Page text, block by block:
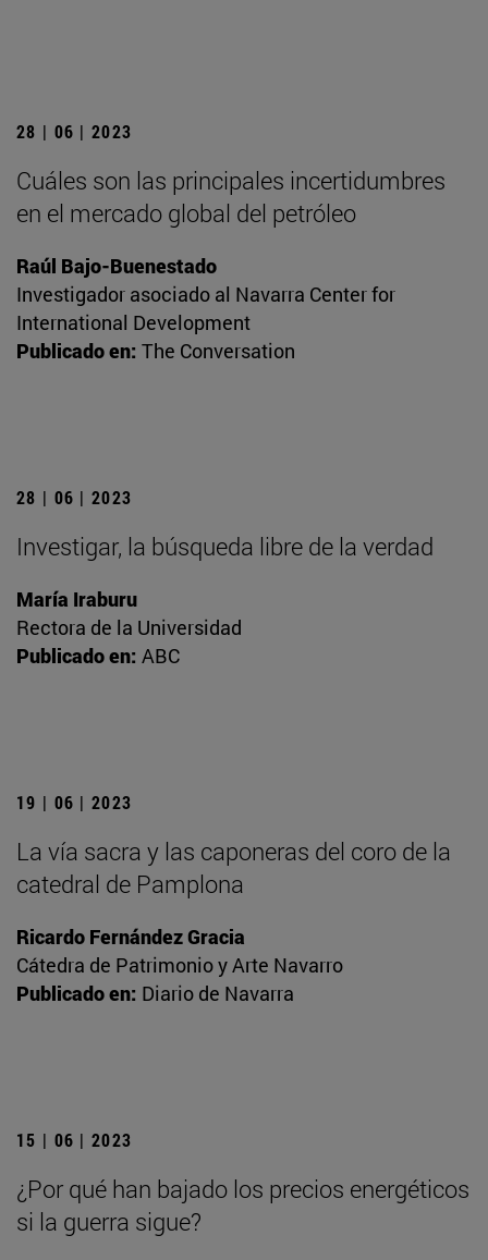
28 | 06 | 2023
Cuáles son las principales incertidumbres
en el mercado global del petróleo
Raúl Bajo-Buenestado
Investigador asociado al Navarra Center for
International Development
Publicado en: The Conversation
28 | 06 | 2023
Investigar, la búsqueda libre de la verdad
María Iraburu
Rectora de la Universidad
Publicado en: ABC
19 | 06 | 2023
La vía sacra y las caponeras del coro de la
catedral de Pamplona
Ricardo Fernández Gracia
Cátedra de Patrimonio y Arte Navarro
Publicado en: Diario de Navarra
15 | 06 | 2023
¿Por qué han bajado los precios energéticos
si la guerra sigue?